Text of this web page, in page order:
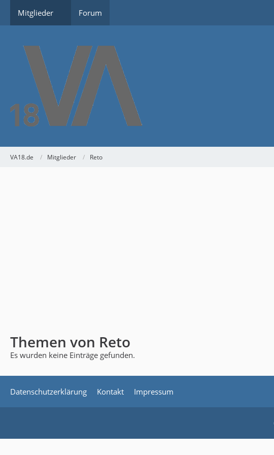
Mitglieder Forum
VA18.de Mitglieder Reto
Themen von Reto
Es wurden keine Einträge gefunden.
Datenschutzerklärung Kontakt Impressum